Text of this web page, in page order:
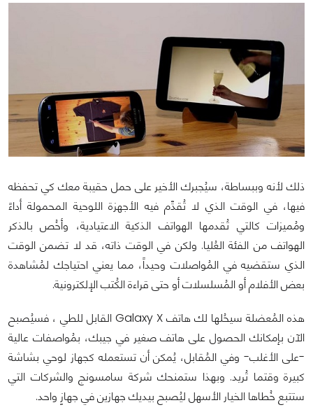
ذلك لأنه وببساطة، سيُجبرك الأخير على حمل حقيبة معك كي تحفظه
فيها، في الوقت الذي لا تُقدِّم فيه الأجهزة اللوحية المحمولة أداءً
ومُميزات كالتي تُقدمها الهواتف الذكية الاعتيادية، وأخُص بالذكر
الهواتف من الفئة العُليا. ولكن في الوقت ذاته، قد لا تضمن الوقت
الذي ستقضيه في المُواصلات وحيداً، مما يعني احتياجك لمُشاهدة
بعض الأفلام أو المُسلسلات أو حتى قراءة الكُتب الإلكترونية.
هذه المُعضلة سيحُلها لك هاتف Galaxy X القابل للطي ، فسيُصبح
الآن بإمكانك الحصول على هاتف صغير في جيبك، بمُواصفات عالية
-على الأغلب- وفي المُقابل، يُمكن أن تستعمله كجهاز لوحي بشاشة
كبيرة وقتما تُريد. وبهذا ستمنحك شركة سامسونج والشركات التي
ستتبع خُطاها الخيار الأسهل ليُصبح بيديك جهازين في جهازٍ واحد.